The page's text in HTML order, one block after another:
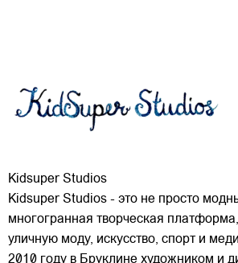
Kidsuper Studios
Kidsuper Studios - это не просто
многогранная творческая
уличную моду, искусство, спорт и
2010 году в Бруклине художником и